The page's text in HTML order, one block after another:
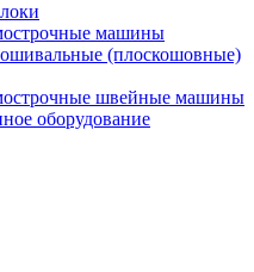
машины
(плоскошовные)
швейные машины
оборудование